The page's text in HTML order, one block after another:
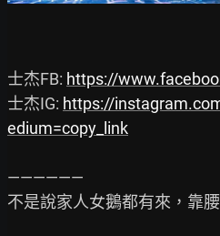
士杰FB: https://
士杰IG: https://
edium=copy_link
——————
不是說家人女鵝都有來，靠